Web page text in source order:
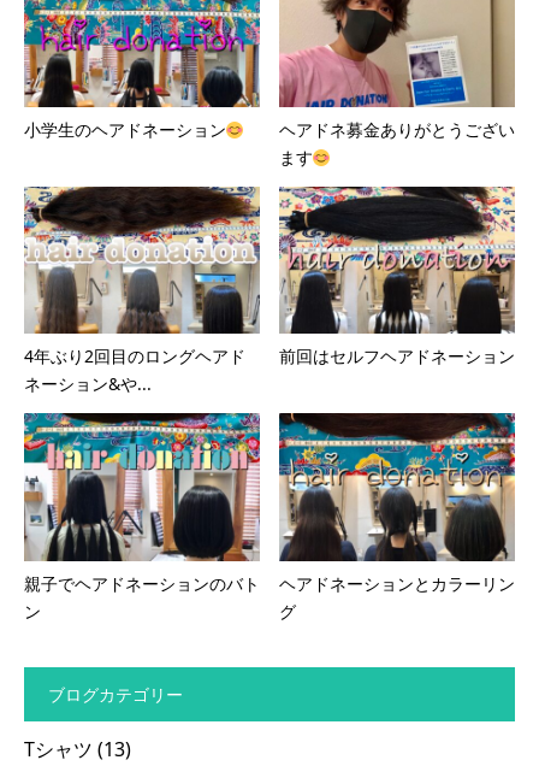
小学生のヘアドネーション
ヘアドネ募金ありがとうござい
ます
4年ぶり2回目のロングヘアド
ネーション&や...
前回はセルフヘアドネーション
親子でヘアドネーションのバト
ン
ヘアドネーションとカラーリン
グ
ブログカテゴリー
Tシャツ (13)